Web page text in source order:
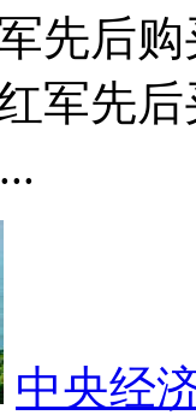
先后
军先
中央经